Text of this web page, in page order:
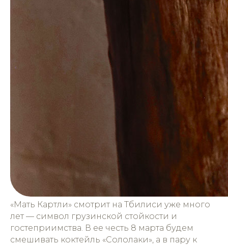
«Мать Картли» смотрит на Тбилиси уже много
лет — символ грузинской стойкости и
гостеприимства. В ее честь 8 марта будем
смешивать коктейль «Сололаки», а в пару к